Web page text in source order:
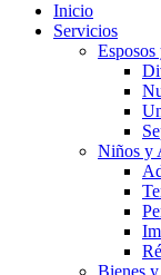
Inicio
Servicios
Niños y
Bienes